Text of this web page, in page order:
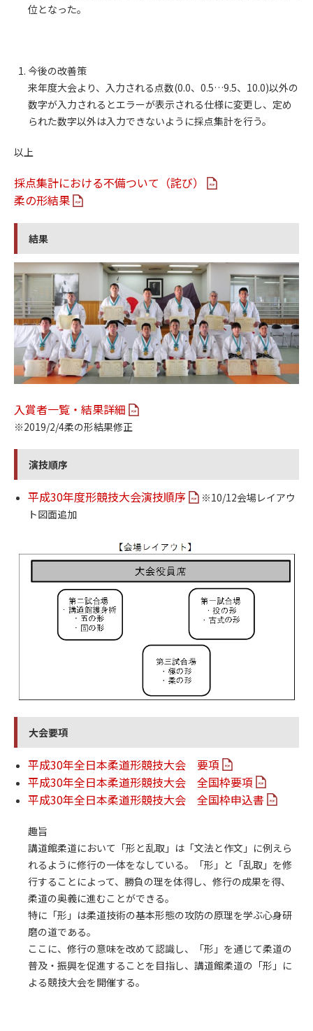
位となった。
今後の改善策
来年度大会より、入力される点数(0.0、0.5…9.5、10.0)以外の
数字が入力されるとエラーが表示される仕様に変更し、定め
られた数字以外は入力できないように採点集計を行う。
以上
採点集計における不備ついて（詫び）
柔の形結果
結果
入賞者一覧・結果詳細
※2019/2/4柔の形結果修正
演技順序
平成30年度形競技大会演技順序
※10/12会場レイアウ
ト図面追加
大会要項
平成30年全日本柔道形競技大会 要項
平成30年全日本柔道形競技大会 全国枠要項
平成30年全日本柔道形競技大会 全国枠申込書
趣旨
講道館柔道において「形と乱取」は「文法と作文」に例えら
れるように修行の一体をなしている。「形」と「乱取」を修
行することによって、勝負の理を体得し、修行の成果を得、
柔道の奥義に進むことができる。
特に「形」は柔道技術の基本形態の攻防の原理を学ぶ心身研
磨の道である。
ここに、修行の意味を改めて認識し、「形」を通じて柔道の
普及・振興を促進することを目指し、講道館柔道の「形」に
よる競技大会を開催する。